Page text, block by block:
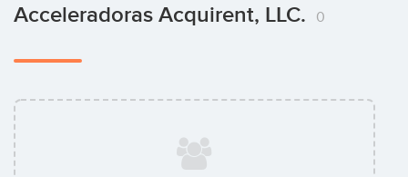
Acceleradoras Acquirent, LLC. 0